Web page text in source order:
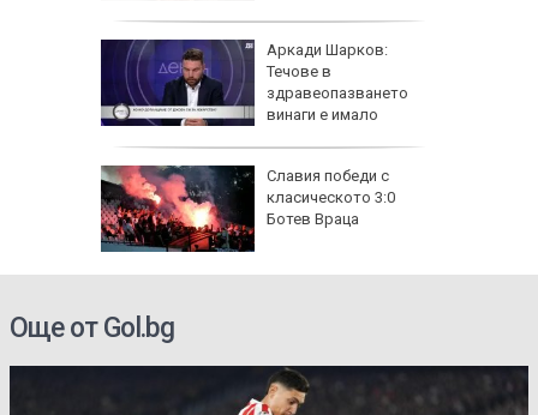
Аркади Шарков:
Течове в
здравеопазването
винаги е имало
Славия победи с
класическото 3:0
Ботев Враца
Още от Gol.bg